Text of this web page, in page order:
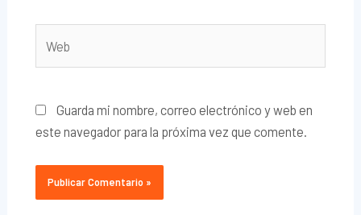
Guarda mi nombre, correo electrónico y web en
este navegador para la próxima vez que comente.